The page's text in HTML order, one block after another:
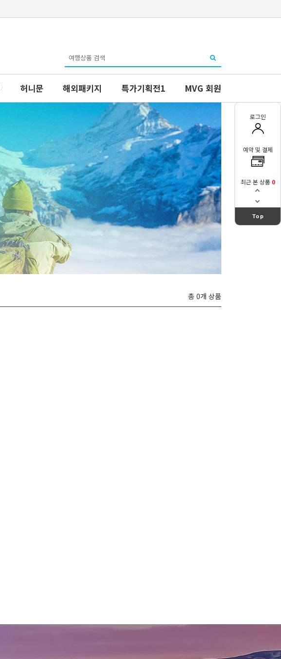
허니문 해외패키지 특가기획전1 MVG 회원
총 0개 상품
로그인
예약 및 결제
최근 본 상품 0
Top